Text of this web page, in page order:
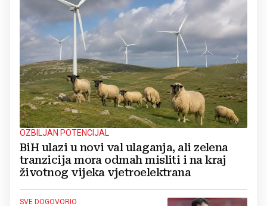
OZBILJAN POTENCIJAL
BiH ulazi u novi val ulaganja, ali zelena
tranzicija mora odmah misliti i na kraj
životnog vijeka vjetroelektrana
SVE DOGOVORIO